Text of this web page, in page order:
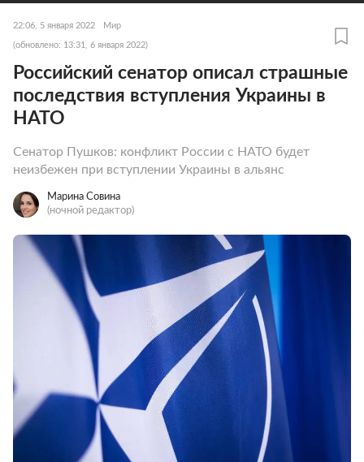
22:06, 5 января 2022 Мир
(обновлено: 13:31, 6 января 2022)
Российский сенатор описал страшные
последствия вступления Украины в
НАТО
Сенатор Пушков: конфликт России с НАТО будет
неизбежен при вступлении Украины в альянс
Марина Совина
(ночной редактор)